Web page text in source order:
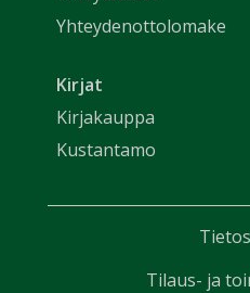
Yhteydenottolomake
Kirjat
Kirjakauppa
Kustantamo
Tilaus- ja